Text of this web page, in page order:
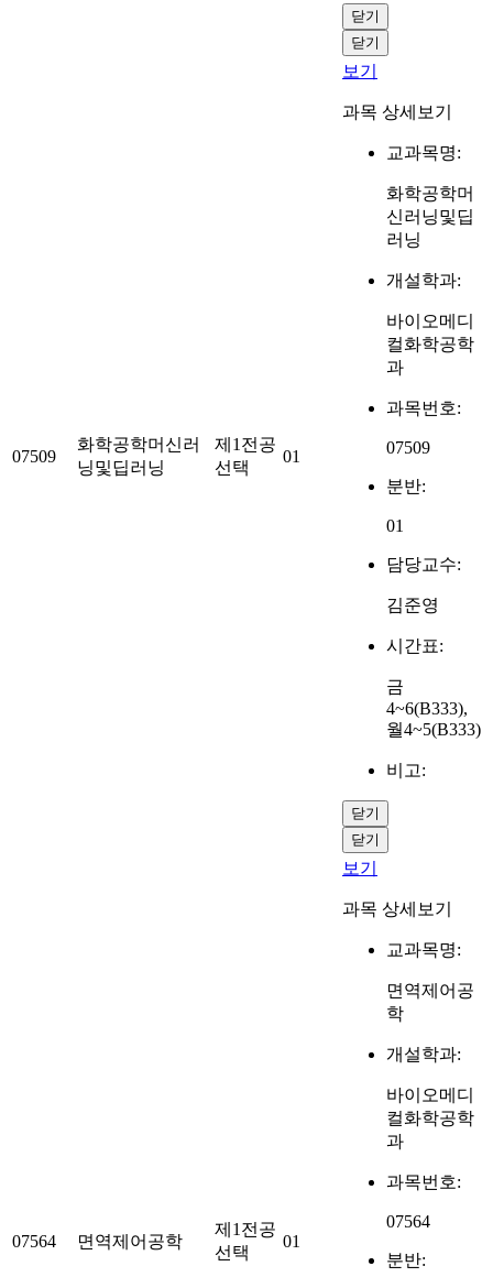
닫기
닫기
07509
화학공학머신러
닝및딥러닝
제1전공
선택
01
보기
과목 상세보기
교과목명:
화학공학머
신러닝및딥
러닝
개설학과:
바이오메디
컬화학공학
과
과목번호:
07509
분반:
01
담당교수:
김준영
시간표:
금
4~6(B333),
월4~5(B333)
비고:
닫기
닫기
07564 면역제어공학
제1전공
선택
01
보기
과목 상세보기
교과목명:
면역제어공
학
개설학과:
바이오메디
컬화학공학
과
과목번호:
07564
분반: